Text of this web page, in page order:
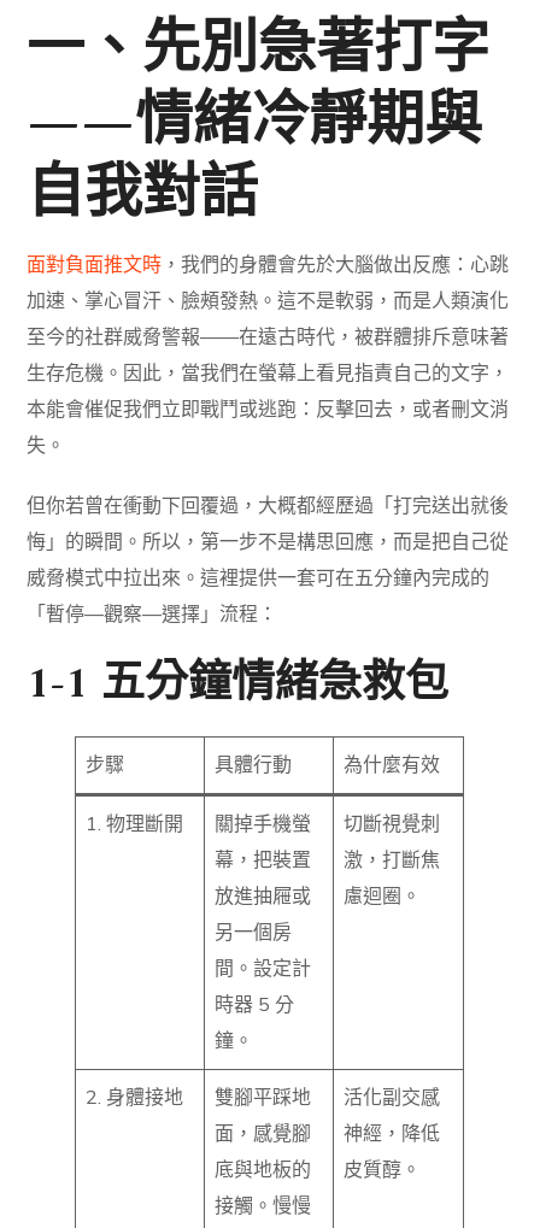
一、先別急著打字
——情緒冷靜期與
自我對話
面對負面推文時 ，我們的身體會先於大腦做出反應：心跳
加速、掌心冒汗、臉頰發熱。這不是軟弱，而是人類演化
至今的社群威脅警報——在遠古時代，被群體排斥意味著
生存危機。因此，當我們在螢幕上看見指責自己的文字，
本能會催促我們立即戰鬥或逃跑：反擊回去，或者刪文消
失。
但你若曾在衝動下回覆過，大概都經歷過「打完送出就後
悔」的瞬間。所以，第一步不是構思回應，而是把自己從
威脅模式中拉出來。這裡提供一套可在五分鐘內完成的
「暫停—觀察—選擇」流程：
1-1 五分鐘情緒急救包
步驟 具體行動 為什麼有效
1. 物理斷開
關掉手機螢
幕，把裝置
放進抽屜或
另一個房
間。設定計
時器 5 分
鐘。
切斷視覺刺
激，打斷焦
慮迴圈。
2. 身體接地
雙腳平踩地
面，感覺腳
底與地板的
接觸。慢慢
活化副交感
神經，降低
皮質醇。